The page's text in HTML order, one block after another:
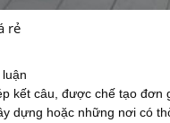
rẻ
kết câu, được chế tạo đơn
dựng hoặc những nơi có